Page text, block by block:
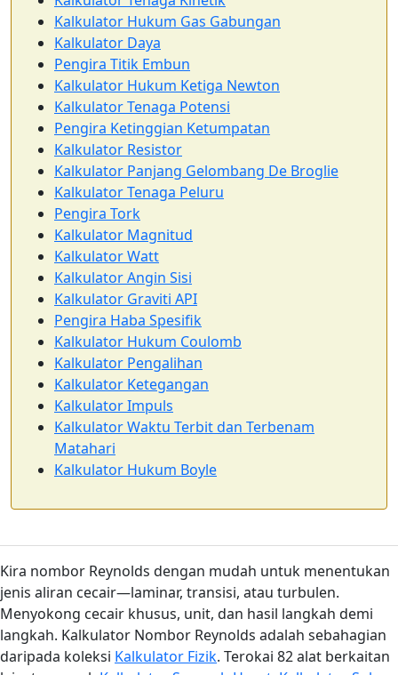
Kalkulator Hukum Gas Gabungan
Kalkulator Daya
Pengira Titik Embun
Kalkulator Hukum Ketiga Newton
Kalkulator Tenaga Potensi
Pengira Ketinggian Ketumpatan
Kalkulator Resistor
Kalkulator Panjang Gelombang De Broglie
Kalkulator Tenaga Peluru
Pengira Tork
Kalkulator Magnitud
Kalkulator Watt
Kalkulator Angin Sisi
Kalkulator Graviti API
Pengira Haba Spesifik
Kalkulator Hukum Coulomb
Kalkulator Pengalihan
Kalkulator Ketegangan
Kalkulator Impuls
Kalkulator Waktu Terbit dan Terbenam
Matahari
Kalkulator Hukum Boyle
Kira nombor Reynolds dengan mudah untuk menentukan
jenis aliran cecair—laminar, transisi, atau turbulen.
Menyokong cecair khusus, unit, dan hasil langkah demi
langkah. Kalkulator Nombor Reynolds adalah sebahagian
daripada koleksi Kalkulator Fizik. Terokai 82 alat berkaitan